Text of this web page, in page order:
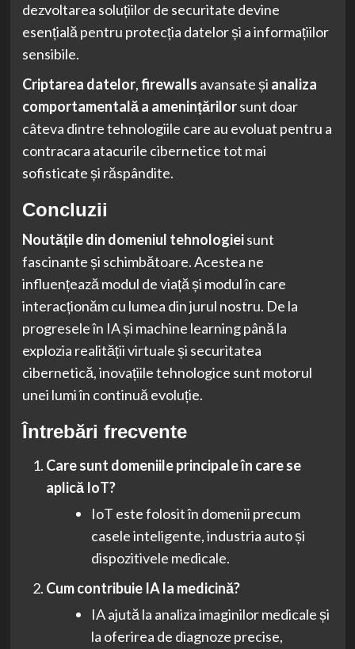
dezvoltarea soluțiilor de securitate devine
esențială pentru protecția datelor și a informațiilor
sensibile.
Criptarea datelor,firewalls avansate și analiza
comportamentală a amenințărilorsunt doar
câteva dintre tehnologiile care au evoluat pentru a
contracara atacurile cibernetice tot mai
sofisticate și răspândite.
Concluzii
Noutățile din domeniul tehnologieisunt
fascinante și schimbătoare. Acestea ne
influențează modul de viață și modul în care
interacționăm cu lumea din jurul nostru. De la
progresele în IA și machine learning până la
explozia realității virtuale și securitatea
cibernetică, inovațiile tehnologice sunt motorul
unei lumi în continuă evoluție.
Întrebări frecvente
Care sunt domeniile principale în care se
aplică IoT?
IoT este folosit în domenii precum
casele inteligente, industria auto și
dispozitivele medicale.
Cum contribuie IA la medicină?
IA ajută la analiza imaginilor medicale și
la oferirea de diagnoze precise,